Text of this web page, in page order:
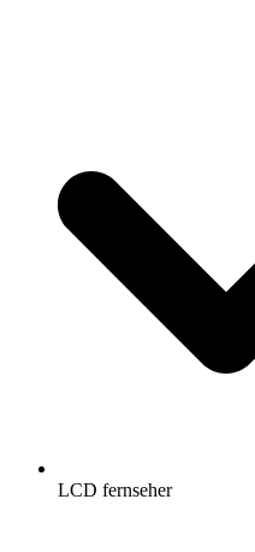
LCD fernseher